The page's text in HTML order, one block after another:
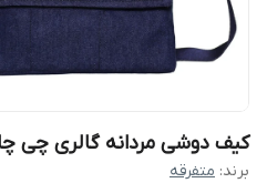
کیف دوشی مردانه گالری چی چاپ
برند: متفرقه